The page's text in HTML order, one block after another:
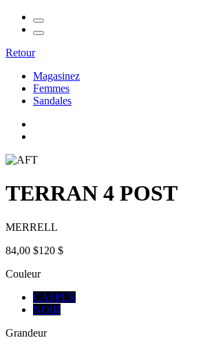
Retour
Magasinez
Femmes
Sandales
TERRAN 4 POST
MERRELL
84,00 $120 $
Couleur
CASPER
NOIR
Grandeur